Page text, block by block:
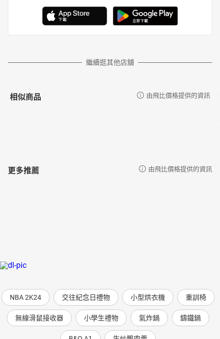
繼續逛其他店舖
相似商品 由飛比價格提供的資訊
更多推薦 由飛比價格提供的資訊
NBA 2K24 交往紀念日禮物 小型烘衣機 重訓椅
無線滑鼠接收器 小學生禮物 氣炸鍋 鑄鐵鍋